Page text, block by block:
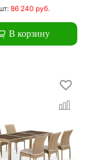
86 240 руб.
В корзину